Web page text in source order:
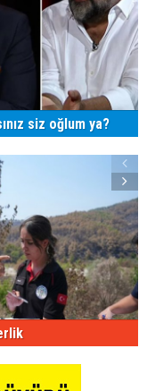
siz oğlum ya?